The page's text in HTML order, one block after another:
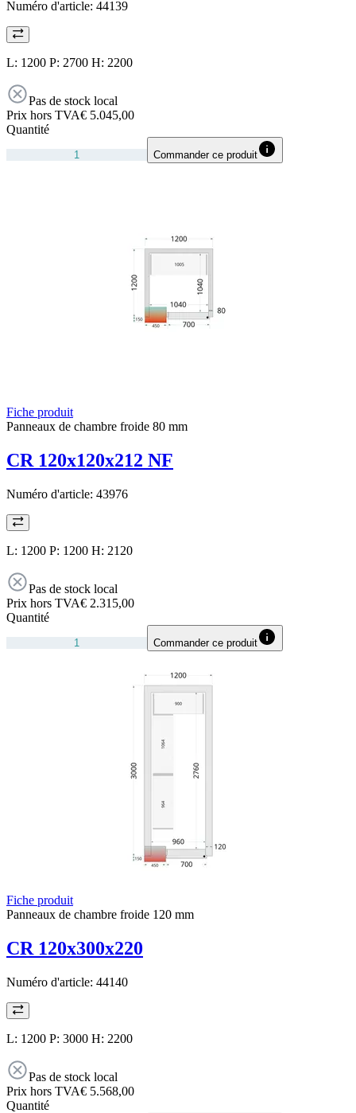
Numéro d'article: 44139
L: 1200 P: 2700 H: 2200
Pas de stock local
Prix hors TVA€ 5.045,00
Quantité
Commander ce produit
Fiche produit
Panneaux de chambre froide 80 mm
CR 120x120x212 NF
Numéro d'article: 43976
L: 1200 P: 1200 H: 2120
Pas de stock local
Prix hors TVA€ 2.315,00
Quantité
Commander ce produit
Fiche produit
Panneaux de chambre froide 120 mm
CR 120x300x220
Numéro d'article: 44140
L: 1200 P: 3000 H: 2200
Pas de stock local
Prix hors TVA€ 5.568,00
Quantité